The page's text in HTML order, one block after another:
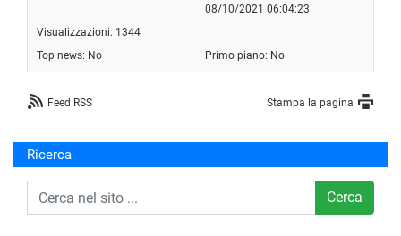
Ricerca
Cerca
08/10/2021 06:04:23
Visualizzazioni: 1344
Top news: No
Primo piano: No
Feed RSS Stampa la pagina